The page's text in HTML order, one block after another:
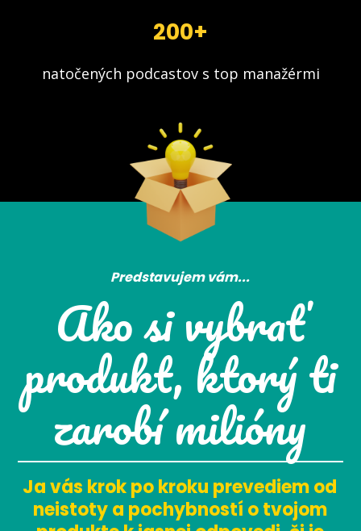
200+
natočených podcastov s top manažérmi
Predstavujem vám...
Ako si vybrať
produkt, ktorý ti
zarobí milióny
Ja vás krok po kroku prevediem od
neistoty a pochybností o tvojom